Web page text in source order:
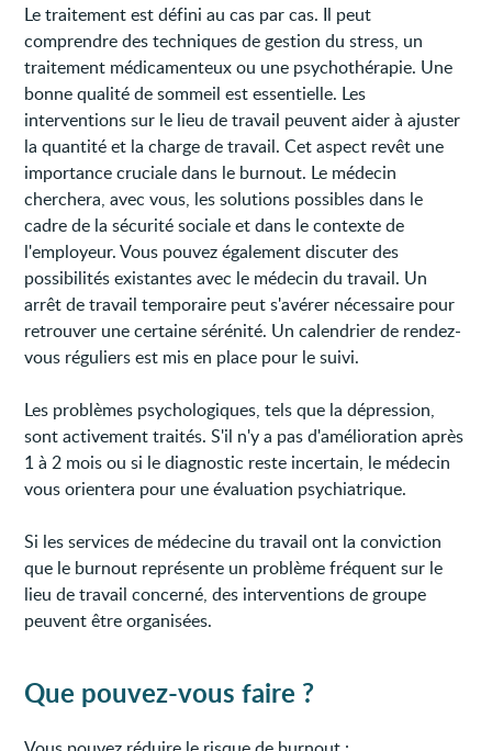
Le traitement est défini au cas par cas. Il peut
comprendre des techniques de gestion du stress, un
traitement médicamenteux ou une psychothérapie. Une
bonne qualité de sommeil est essentielle. Les
interventions sur le lieu de travail peuvent aider à ajuster
la quantité et la charge de travail. Cet aspect revêt une
importance cruciale dans le burnout. Le médecin
cherchera, avec vous, les solutions possibles dans le
cadre de la sécurité sociale et dans le contexte de
l'employeur. Vous pouvez également discuter des
possibilités existantes avec le médecin du travail. Un
arrêt de travail temporaire peut s'avérer nécessaire pour
retrouver une certaine sérénité. Un calendrier de rendez-
vous réguliers est mis en place pour le suivi.
Les problèmes psychologiques, tels que la dépression,
sont activement traités. S'il n'y a pas d'amélioration après
1 à 2 mois ou si le diagnostic reste incertain, le médecin
vous orientera pour une évaluation psychiatrique.
Si les services de médecine du travail ont la conviction
que le burnout représente un problème fréquent sur le
lieu de travail concerné, des interventions de groupe
peuvent être organisées.
Que pouvez-vous faire ?